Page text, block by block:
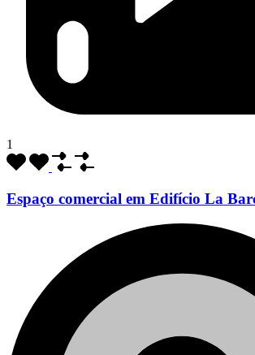
1
Espaço comercial em Edifício La